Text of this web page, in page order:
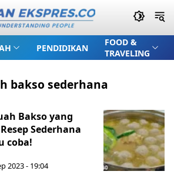
PENDIDIKAN
FOOD &
TRAVELING
bakso sederhana
Bakso yang
Sederhana
coba!
2023 - 19:04